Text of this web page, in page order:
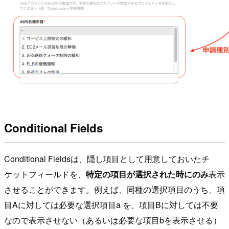
Conditional Fields
Conditional Fieldsは、隠し項目として用意しておいたチ
ケットフィールドを、 特定の項目が選択された時にのみ表示
させることができます。例えば、同種の選択項目のうち、項
目Aに対しては必要な選択項目a を、項目Bに対しては不要
なので表示させない（あるいは必要な項目bを表示させる）